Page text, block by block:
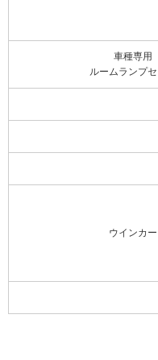
車種専用
ルームランプセ
ウインカー